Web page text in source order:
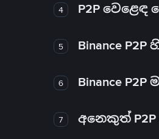
4 P2P
5 Binance
6 Binance
7 අනෙකුත්